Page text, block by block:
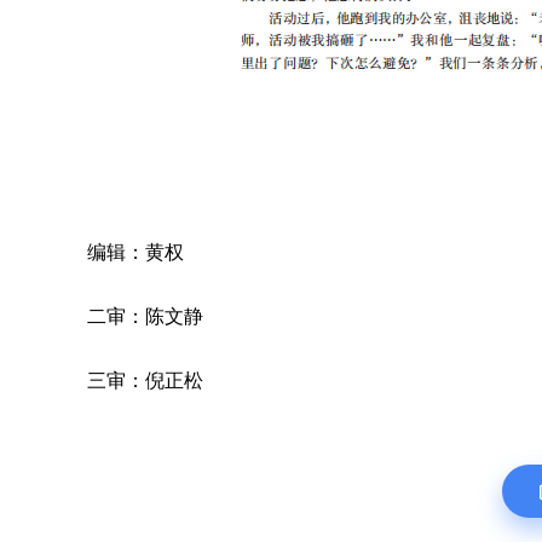
编辑：黄权
二审：陈文静
三审：倪正松